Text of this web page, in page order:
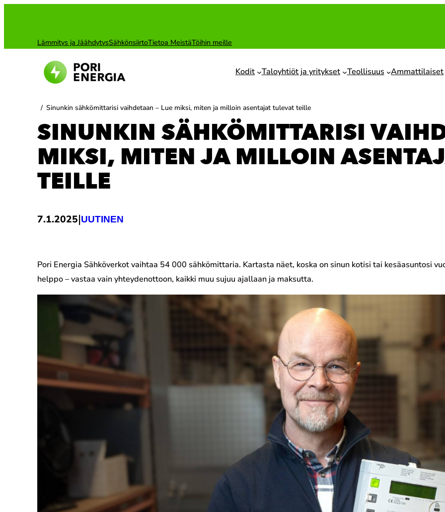
Lämmitys ja JäähdytysSähkönsiirtoTietoa MeistäTöihin meille
Kodit Taloyhtiöt ja yritykset Teollisuus Ammattilaiset
/ Sinunkin sähkömittarisi vaihdetaan – Lue miksi, miten ja milloin asentajat tulevat teille
SINUNKIN SÄHKÖMITTARISI
MIKSI, MITEN JA MILLOIN
TEILLE
7.1.2025|UUTINEN
Pori Energia Sähköverkot vaihtaa 54 000 sähkömittaria. Kartasta näet, koska on sinun kotisi tai kesäasuntosi
helppo – vastaa vain yhteydenottoon, kaikki muu sujuu ajallaan ja maksutta.